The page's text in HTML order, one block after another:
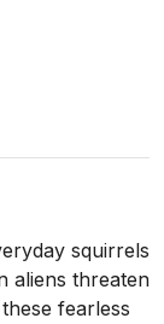
squirrels
aliens threaten
fearless